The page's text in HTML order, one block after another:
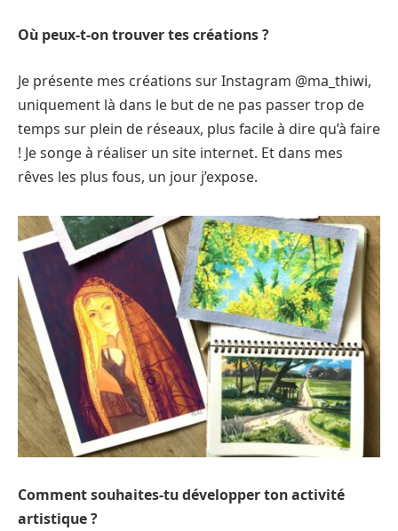
Où peux-t-on trouver tes créations ?
Je présente mes créations sur Instagram @ma_thiwi,
uniquement là dans le but de ne pas passer trop de
temps sur plein de réseaux, plus facile à dire qu’à faire
! Je songe à réaliser un site internet. Et dans mes
rêves les plus fous, un jour j’expose.
Comment souhaites-tu développer ton activité
artistique ?